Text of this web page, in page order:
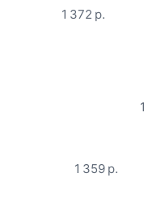
1 372 р.
1 359 р.